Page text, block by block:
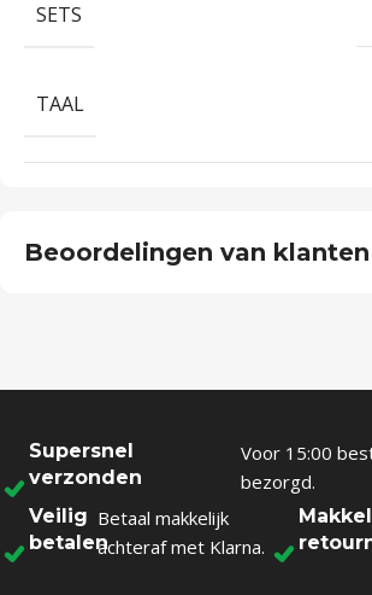
SETS
TAAL
Beoordelingen van klanten
Supersnel
verzonden
Voor 15:00
bezorgd.
Veilig
betalen
Betaal makkelijk
achteraf met Klarna.